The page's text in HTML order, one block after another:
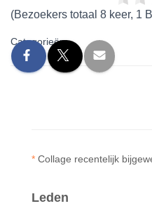
(Bezoekers totaal 8 keer, 1
Categorieën:
* Collage recentelijk
Leden